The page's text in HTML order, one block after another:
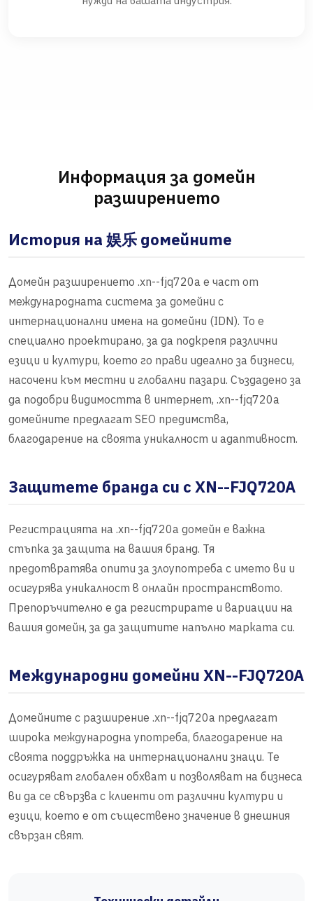
Информация за домейн
разширението
История на 娱乐 домейните
Домейн разширението .xn--fjq720a е част от
международната система за домейни с
интернационални имена на домейни (IDN). То е
специално проектирано, за да подкрепя различни
езици и култури, което го прави идеално за бизнеси,
насочени към местни и глобални пазари. Създадено за
да подобри видимостта в интернет, .xn--fjq720a
домейните предлагат SEO предимства,
благодарение на своята уникалност и адаптивност.
Защитете бранда си с XN--FJQ720A
Регистрацията на .xn--fjq720a домейн е важна
стъпка за защита на вашия бранд. Тя
предотвратява опити за злоупотреба с името ви и
осигурява уникалност в онлайн пространството.
Препоръчително е да регистрирате и вариации на
вашия домейн, за да защитите напълно марката си.
Международни домейни XN--FJQ720A
Домейните с разширение .xn--fjq720a предлагат
широка международна употреба, благодарение на
своята поддръжка на интернационални знаци. Те
осигуряват глобален обхват и позволяват на бизнеса
ви да се свързва с клиенти от различни култури и
езици, което е от съществено значение в днешния
свързан свят.